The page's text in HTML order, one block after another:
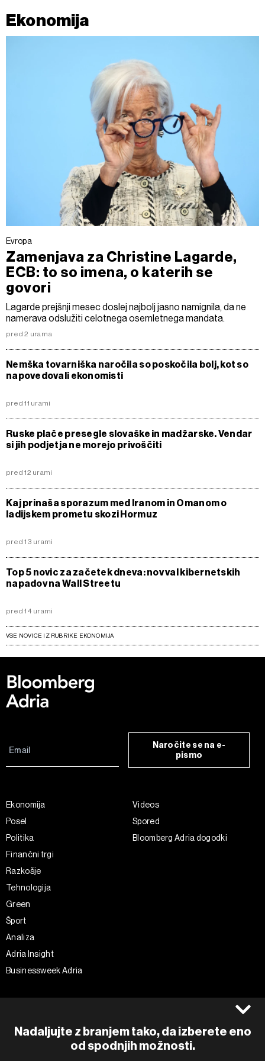
Ekonomija
Evropa
Zamenjava za Christine Lagarde,
ECB: to so imena, o katerih se
govori
Lagarde prejšnji mesec doslej najbolj jasno namignila, da ne
namerava odslužiti celotnega osemletnega mandata.
pred 2 urama
Nemška tovarniška naročila so poskočila bolj, kot so
napovedovali ekonomisti
pred 11 urami
Ruske plače presegle slovaške in madžarske. Vendar
si jih podjetja ne morejo privoščiti
pred 12 urami
Kaj prinaša sporazum med Iranom in Omanom o
ladijskem prometu skozi Hormuz
pred 13 urami
Top 5 novic za začetek dneva: nov val kibernetskih
napadov na Wall Streetu
pred 14 urami
VSE NOVICE IZ RUBRIKE EKONOMIJA
Nadaljujte z branjem tako, da izberete eno
od spodnjih možnosti.
Naročite se na e-
pismo
Ekonomija
Posel
Politika
Finančni trgi
Razkošje
Tehnologija
Green
Šport
Analiza
Adria Insight
Businessweek Adria
Videos
Spored
Bloomberg Adria dogodki
Piškotki
Instagram